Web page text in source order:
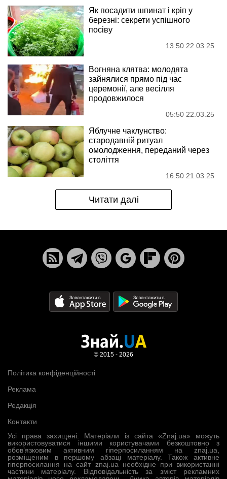
Як посадити шпинат і кріп у
березні: секрети успішного
посіву
13:50 22.03.25
Вогняна клятва: молодята
зайнялися прямо під час
церемонії, але весілля
продовжилося
05:50 22.03.25
Яблучне чаклунство:
стародавній ритуал
омолодження, переданий через
століття
16:50 21.03.25
Читати далі
Усі права захищені. Матеріали із сайта «Znaj.ua» можуть
використовуватися іншими користувачами безкоштовно з
обов’язковим активним гіперпосиланням на znaj.ua,
розміщеним в першому абзаці матеріалу. Також активне
гіперпосилання на сайт znaj.ua необхідне при використанні
частини матеріалу. Відповідальність за зміст рекламних
Політика конфіденційності
Реклама
Редакція
Контакти
© 2015 - 2026